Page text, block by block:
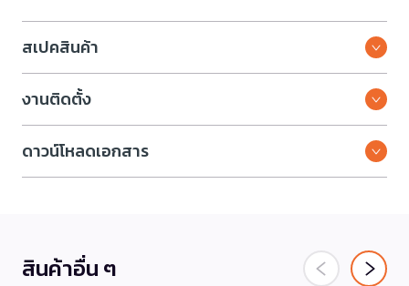
สเปคสินค้า
งานติดตั้ง
ดาวน์โหลดเอกสาร
สินค้าอื่น ๆ